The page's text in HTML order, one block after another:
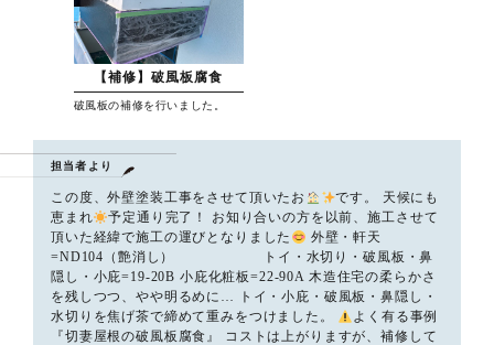
【補修】破風板腐食
破風板の補修を行いました。
担当者より
この度、外壁塗装工事をさせて頂いたお
です。 天候にも
恵まれ
予定通り完了！ お知り合いの方を以前、施工させて
頂いた経緯で施工の運びとなりました
外壁・軒天
=ND104（艶消し） トイ・水切り・破風板・鼻
隠し・小庇=19-20B 小庇化粧板=22-90A 木造住宅の柔らかさ
を残しつつ、やや明るめに… トイ・小庇・破風板・鼻隠し・
水切りを焦げ茶で締めて重みをつけました。
よく有る事例
『切妻屋根の破風板腐食』 コストは上がりますが、補修して